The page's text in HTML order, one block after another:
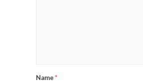
Name*